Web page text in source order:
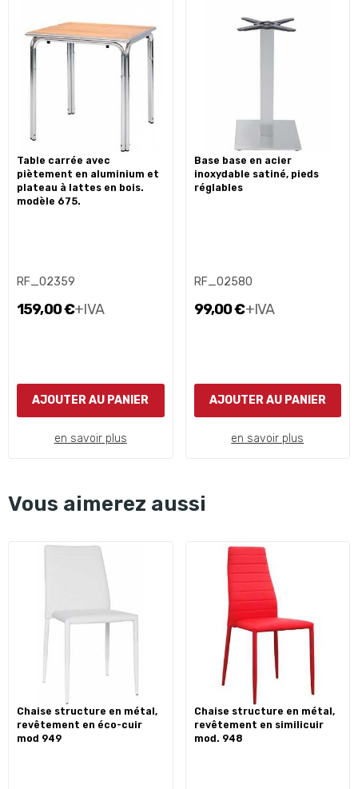
table carrée avec
piètement en aluminium et
plateau à lattes en bois.
modèle 675.
RF_02359
159,00 €+IVA
AJOUTER AU PANIER
en savoir plus
base base en acier
inoxydable satiné, pieds
réglables
RF_02580
99,00 €+IVA
AJOUTER AU PANIER
en savoir plus
Vous aimerez aussi
chaise structure en métal,
revêtement en éco-cuir
mod 949
chaise structure en métal,
revêtement en similicuir
mod. 948